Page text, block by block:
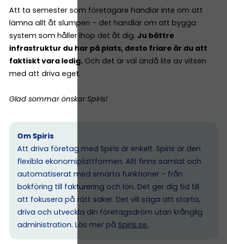
Att ta semester som företagare handlar inte om att
lämna allt åt slumpen – det handlar om att bygga
system som håller ihop det åt dig. Ju bättre
infrastruktur du har på plats, desto friare är du att
faktiskt vara ledig. Och det är väl ändå lite av vitsen
med att driva eget.
Glad sommar önskar Spiris!
Om Spiris
Att driva företag med Spiris är enkelt. Spiris är den
flexibla ekonomiplattformen. Allt finns samlat och
automatiserat med smarta funktioner – från
bokföring till fakturering och lön. Det ger dig tid till
att fokusera på rätt saker. Det vill säga att starta,
driva och utveckla din företagsdröm utan krånglig
administration. Läs mer på Spiris.se.